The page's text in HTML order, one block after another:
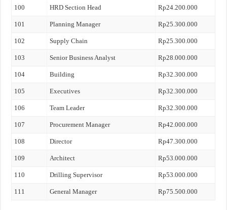
100 HRD Section Head Rp24.200.000
101 Planning Manager Rp25.300.000
102 Supply Chain Rp25.300.000
103 Senior Business Analyst Rp28.000.000
104 Building Rp32.300.000
105 Executives Rp32.300.000
106 Team Leader Rp32.300.000
107 Procurement Manager Rp42.000.000
108 Director Rp47.300.000
109 Architect Rp53.000.000
110 Drilling Supervisor Rp53.000.000
111 General Manager Rp75.500.000